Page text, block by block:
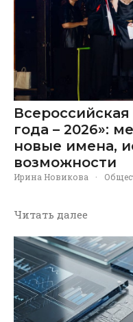
года – 2026»:
новые имена,
возможности
Ирина Новикова ·
Читать далее